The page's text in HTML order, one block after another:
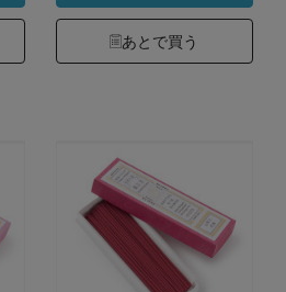
あとで買う